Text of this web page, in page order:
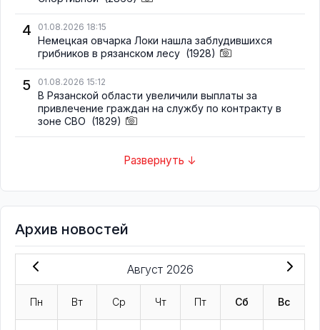
4 01.08.2026 18:15
Немецкая овчарка Локи нашла заблудившихся
грибников в рязанском лесу (1928)
5 01.08.2026 15:12
В Рязанской области увеличили выплаты за
привлечение граждан на службу по контракту в
зоне СВО (1829)
Развернуть ↓
Архив новостей
Август 2026
Пн Вт Ср Чт Пт Сб Вс